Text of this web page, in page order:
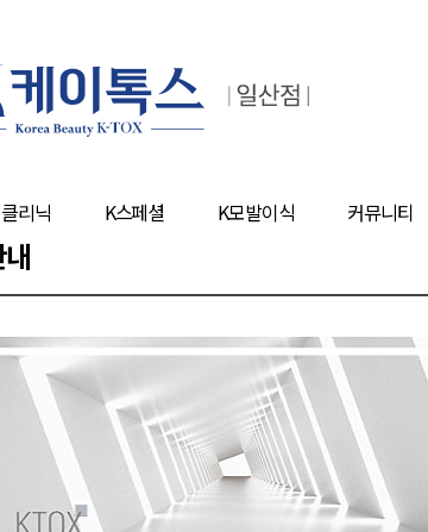
리닉 K스페셜 K모발이식 커뮤니티